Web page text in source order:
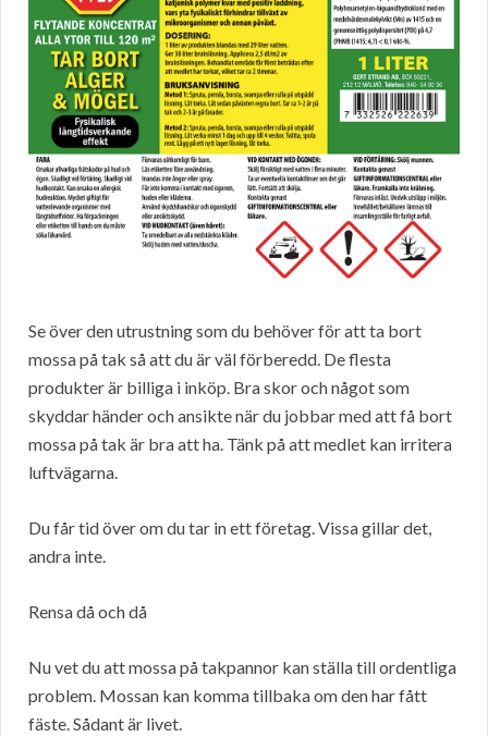
Se över den utrustning som du behöver för att ta bort
mossa på tak så att du är väl förberedd. De flesta
produkter är billiga i inköp. Bra skor och något som
skyddar händer och ansikte när du jobbar med att få bort
mossa på tak är bra att ha. Tänk på att medlet kan irritera
luftvägarna.
Du får tid över om du tar in ett företag. Vissa gillar det,
andra inte.
Rensa då och då
Nu vet du att mossa på takpannor kan ställa till ordentliga
problem. Mossan kan komma tillbaka om den har fått
fäste. Sådant är livet.